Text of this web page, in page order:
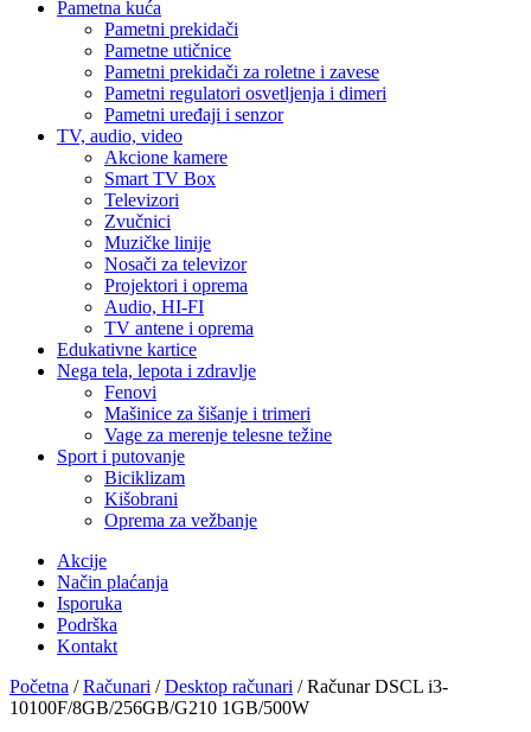
Pametna kuća
Pametni prekidači
Pametne utičnice
Pametni prekidači za roletne i zavese
Pametni regulatori osvetljenja i dimeri
Pametni uređaji i senzor
TV, audio, video
Akcione kamere
Smart TV Box
Televizori
Zvučnici
Muzičke linije
Nosači za televizor
Projektori i oprema
Audio, HI-FI
TV antene i oprema
Edukativne kartice
Nega tela, lepota i zdravlje
Fenovi
Mašinice za šišanje i trimeri
Vage za merenje telesne težine
Sport i putovanje
Biciklizam
Kišobrani
Oprema za vežbanje
Akcije
Način plaćanja
Isporuka
Podrška
Kontakt
Početna /Računari /Desktop računari / Računar DSCL i3-
10100F/8GB/256GB/G210 1GB/500W